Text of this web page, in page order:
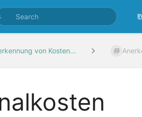
von Kosten...